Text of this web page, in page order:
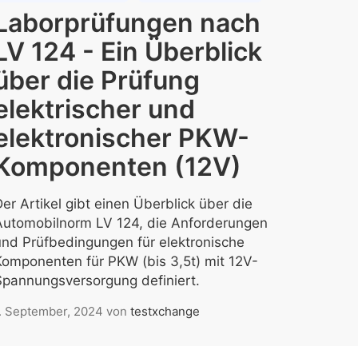
nach
124 - Ein Überblick
die Prüfung
und
PKW-
(12V)
Artikel gibt einen Überblick über die
LV 124, die Anforderungen
Prüfbedingungen für elektronische
für PKW (bis 3,5t) mit 12V-
definiert.
September, 2024 von testxchange